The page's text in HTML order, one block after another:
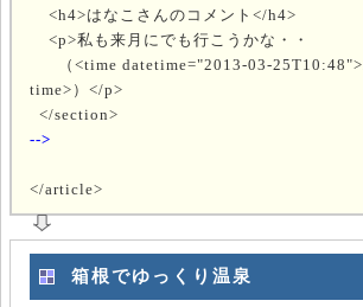
<h4>はなこさんのコメント</h4>
<p>私も来月にでも行こうかな・・
（<time datetime="2013-03-
time>）</p>
</section>
-->
</article>
箱根でゆっくり温泉